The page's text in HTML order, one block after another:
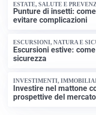
ESTATE, SALUTE E
Punture di insetti:
evitare complicazioni
ESCURSIONI, NATURA E
Escursioni estive:
sicurezza
INVESTIMENTI,
Investire nel mattone
prospettive del